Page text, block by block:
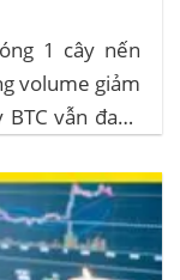
1 cây nến
volume giảm
vẫn đang
giao dịch...